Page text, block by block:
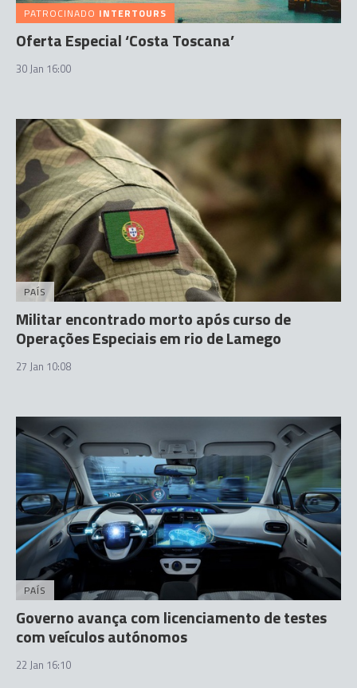
PATROCINADO INTERTOURS
Oferta Especial ‘Costa Toscana’
30 Jan 16:00
PAÍS
Militar encontrado morto após curso de
Operações Especiais em rio de Lamego
27 Jan 10:08
PAÍS
Governo avança com licenciamento de testes
com veículos autónomos
22 Jan 16:10